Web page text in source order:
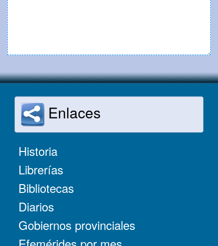
Enlaces
Historia
Librerías
Bibliotecas
Diarios
Gobiernos provinciales